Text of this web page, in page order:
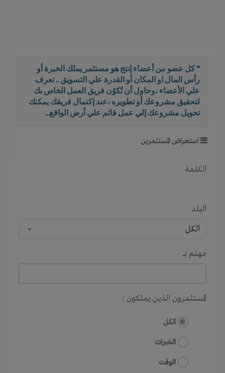
* كل عضو من أعضاء إنتج هو مستثمر يملك الخبرة أو
رأس المال او المكان أو القدرة علي التسويق .. تعرف
علي الأعضاء ،وحاول أن تُكوُن فريق العمل الخاص بك
لتحقيق مشروعك أو تطويره ،عند إكتمال فريقك يمكنك
تحويل مشروعك إلي عمل قائم علي أرض الواقع...
استعراض المستثمرين
الكلمة
البلد
الكل
مهتم بـــ
المستثمرون الذين يملكون :
الكل
الخبرات
الوقت